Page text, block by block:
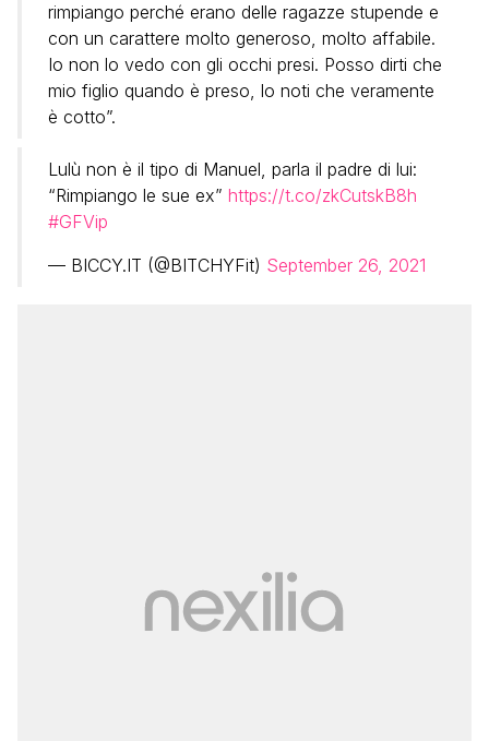
rimpiango perché erano delle ragazze stupende e
con un carattere molto generoso, molto affabile.
Io non lo vedo con gli occhi presi. Posso dirti che
mio figlio quando è preso, lo noti che veramente
è cotto”.
Lulù non è il tipo di Manuel, parla il padre di lui:
“Rimpiango le sue ex” https://t.co/zkCutskB8h
#GFVip
— BICCY.IT (@BITCHYFit) September 26, 2021